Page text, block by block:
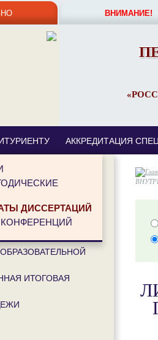
ВНИМАНИЕ!
АККРЕДИТАЦИЯ
ДИССЕРТАЦИЙ
ИТОГОВАЯ